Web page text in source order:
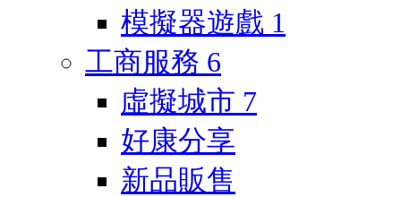
模擬器遊戲 1
工商服務 6
虛擬城市 7
好康分享
新品販售